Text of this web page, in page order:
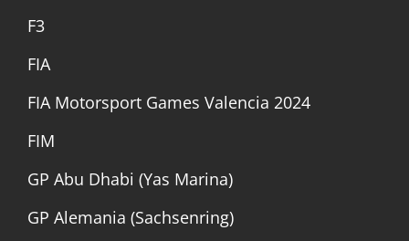
F3
FIA
FIA Motorsport Games Valencia 2024
FIM
GP Abu Dhabi (Yas Marina)
GP Alemania (Sachsenring)